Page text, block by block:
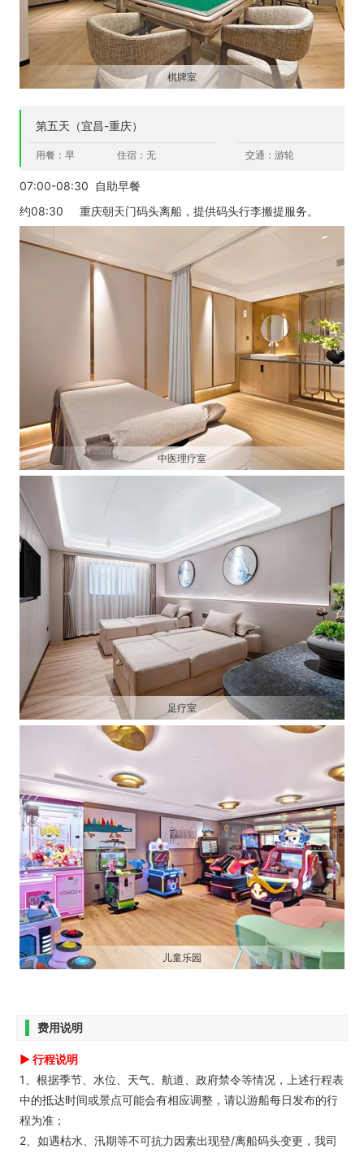
棋牌室
第五天（宜昌-重庆）
用餐：早 住宿：无 交通：游轮
07:00-08:30 自助早餐
约08:30 重庆朝天门码头离船，提供码头行李搬提服务。
中医理疗室
足疗室
儿童乐园
费用说明
► 行程说明
1、根据季节、水位、天气、航道、政府禁令等情况，上述行程表
中的抵达时间或景点可能会有相应调整，请以游船每日发布的行
程为准；
2、如遇枯水、汛期等不可抗力因素出现登/离船码头变更，我司